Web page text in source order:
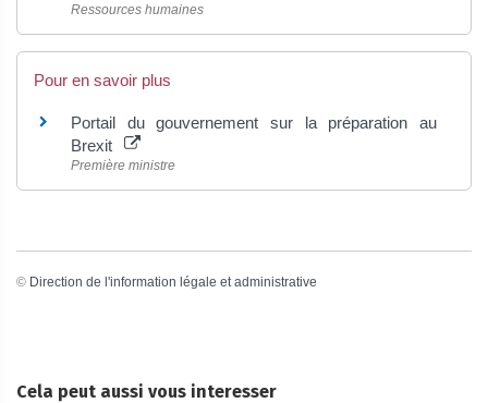
Ressources humaines
Pour en savoir plus
Portail du gouvernement sur la préparation au
Brexit
Première ministre
© Direction de l'information légale et administrative
Cela peut aussi vous interesser